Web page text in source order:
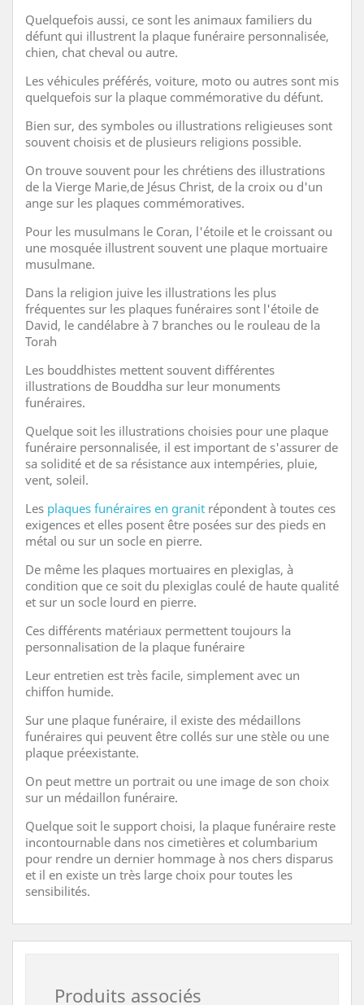
Quelquefois aussi, ce sont les animaux familiers du
défunt qui illustrent la plaque funéraire personnalisée,
chien, chat cheval ou autre.
Les véhicules préférés, voiture, moto ou autres sont mis
quelquefois sur la plaque commémorative du défunt.
Bien sur, des symboles ou illustrations religieuses sont
souvent choisis et de plusieurs religions possible.
On trouve souvent pour les chrétiens des illustrations
de la Vierge Marie,de Jésus Christ, de la croix ou d'un
ange sur les plaques commémoratives.
Pour les musulmans le Coran, l'étoile et le croissant ou
une mosquée illustrent souvent une plaque mortuaire
musulmane.
Dans la religion juive les illustrations les plus
fréquentes sur les plaques funéraires sont l'étoile de
David, le candélabre à 7 branches ou le rouleau de la
Torah
Les bouddhistes mettent souvent différentes
illustrations de Bouddha sur leur monuments
funéraires.
Quelque soit les illustrations choisies pour une plaque
funéraire personnalisée, il est important de s'assurer de
sa solidité et de sa résistance aux intempéries, pluie,
vent, soleil.
Les plaques funéraires en granit répondent à toutes ces
exigences et elles posent être posées sur des pieds en
métal ou sur un socle en pierre.
De même les plaques mortuaires en plexiglas, à
condition que ce soit du plexiglas coulé de haute qualité
et sur un socle lourd en pierre.
Ces différents matériaux permettent toujours la
personnalisation de la plaque funéraire
Leur entretien est très facile, simplement avec un
chiffon humide.
Sur une plaque funéraire, il existe des médaillons
funéraires qui peuvent être collés sur une stèle ou une
plaque préexistante.
On peut mettre un portrait ou une image de son choix
sur un médaillon funéraire.
Quelque soit le support choisi, la plaque funéraire reste
incontournable dans nos cimetières et columbarium
pour rendre un dernier hommage à nos chers disparus
et il en existe un très large choix pour toutes les
sensibilités.
Produits associés